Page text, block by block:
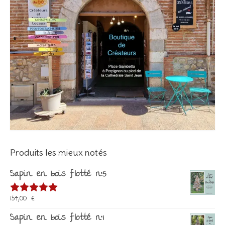
Produits les mieux notés
Sapin en bois flotté n°5
Note 5.00
134,00 €
Sapin en bois flotté n°1